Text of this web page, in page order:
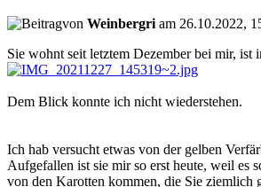
von Weinbergri am 26.10.2022,
Sie wohnt seit letztem Dezember bei mir,
Dem Blick konnte ich nicht wiederstehen.
Ich hab versucht etwas von der gelben
Aufgefallen ist sie mir so erst heute, weil es
von den Karotten kommen, die Sie ziemlich